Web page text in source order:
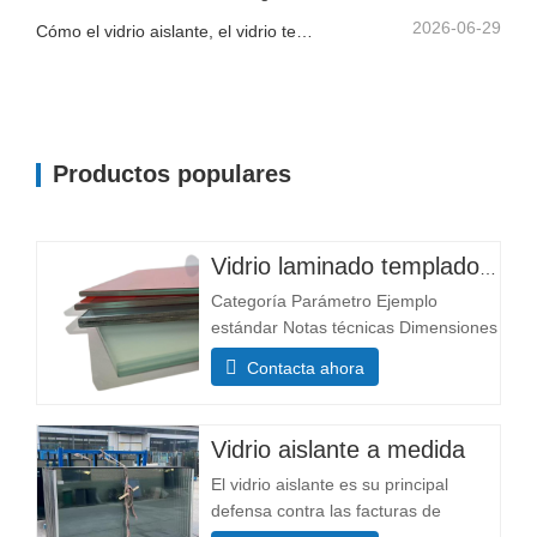
2026-06-29
Productos populares
Categoría Parámetro Ejemplo
estándar Notas técnicas Dimensiones
Tamaño mínimo 300×300 mm La
mayoría de los tamaños
estructural Espesor de la capa de
vidrio (mm) Capa única: 3+3, 5+5,
6+6 El grosor afecta a
Contacta ahora
Vidrio aislante a medida
El vidrio aislante es su principal
defensa contra las facturas de